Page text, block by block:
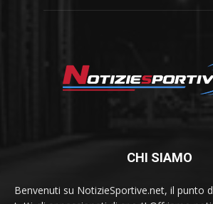
CHI SIAMO
Benvenuti su NotizieSportive.net, il punto